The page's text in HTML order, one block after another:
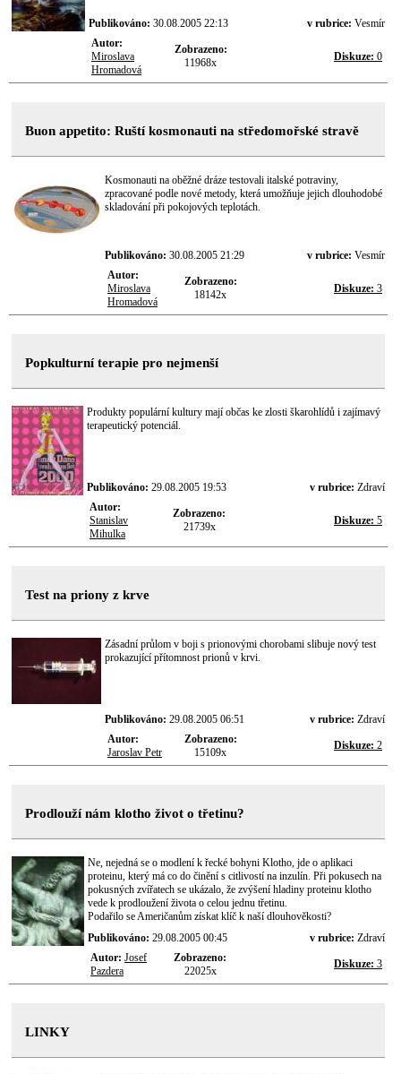
Publikováno: 30.08.2005 22:13 v rubrice: Vesmír
Autor:
Miroslava
Hromadová
Zobrazeno:
11968x
Diskuze: 0
Buon appetito: Ruští kosmonauti na středomořské stravě
Kosmonauti na oběžné dráze testovali italské potraviny,
zpracované podle nové metody, která umožňuje jejich dlouhodobé
skladování při pokojových teplotách.
Publikováno: 30.08.2005 21:29 v rubrice: Vesmír
Autor:
Miroslava
Hromadová
Zobrazeno:
18142x
Diskuze: 3
Popkulturní terapie pro nejmenší
Produkty populární kultury mají občas ke zlosti škarohlídů i zajímavý
terapeutický potenciál.
Publikováno: 29.08.2005 19:53 v rubrice: Zdraví
Autor:
Stanislav
Mihulka
Zobrazeno:
21739x
Diskuze: 5
Test na priony z krve
Zásadní průlom v boji s prionovými chorobami slibuje nový test
prokazující přítomnost prionů v krvi.
Publikováno: 29.08.2005 06:51 v rubrice: Zdraví
Autor:
Jaroslav Petr
Zobrazeno:
15109x
Diskuze: 2
Prodlouží nám klotho život o třetinu?
Ne, nejedná se o modlení k řecké bohyni Klotho, jde o aplikaci
proteinu, který má co do činění s citlivostí na inzulín. Při pokusech na
pokusných zvířatech se ukázalo, že zvýšení hladiny proteinu klotho
vede k prodloužení života o celou jednu třetinu.
Podařilo se Američanům získat klíč k naší dlouhověkosti?
Publikováno: 29.08.2005 00:45 v rubrice: Zdraví
Autor: Josef
Pazdera
Zobrazeno:
22025x
Diskuze: 3
LINKY